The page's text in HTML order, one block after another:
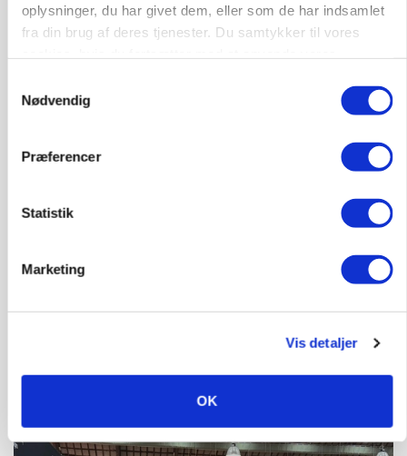
oplysninger, du har givet dem, eller som de har indsamlet
fra din brug af deres tjenester. Du samtykker til vores
Nødvendig
Præferencer
Statistik
Marketing
Vis detaljer
OK
Annonce
KULTUR
USA: Oksekød steg i værdi i juni – svinekød faldt